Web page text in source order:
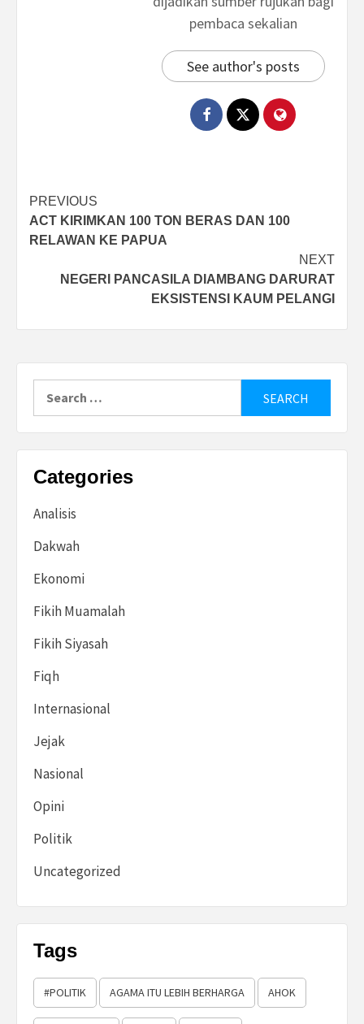
pembaca sekalian
See author's posts
Post
navigation
PREVIOUS
ACT KIRIMKAN 100 TON BERAS DAN 100
RELAWAN KE PAPUA
NEXT
NEGERI PANCASILA DIAMBANG DARURAT
EKSISTENSI KAUM PELANGI
Categories
Analisis
Dakwah
Ekonomi
Fikih Muamalah
Fikih Siyasah
Fiqh
Internasional
Jejak
Nasional
Opini
Politik
Uncategorized
Tags
#POLITIK AGAMA ITU LEBIH BERHARGA AHOK